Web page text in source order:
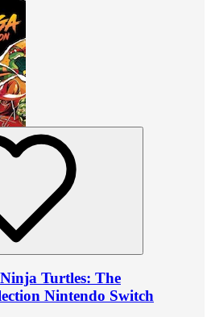
Turtles: The
Nintendo Switch